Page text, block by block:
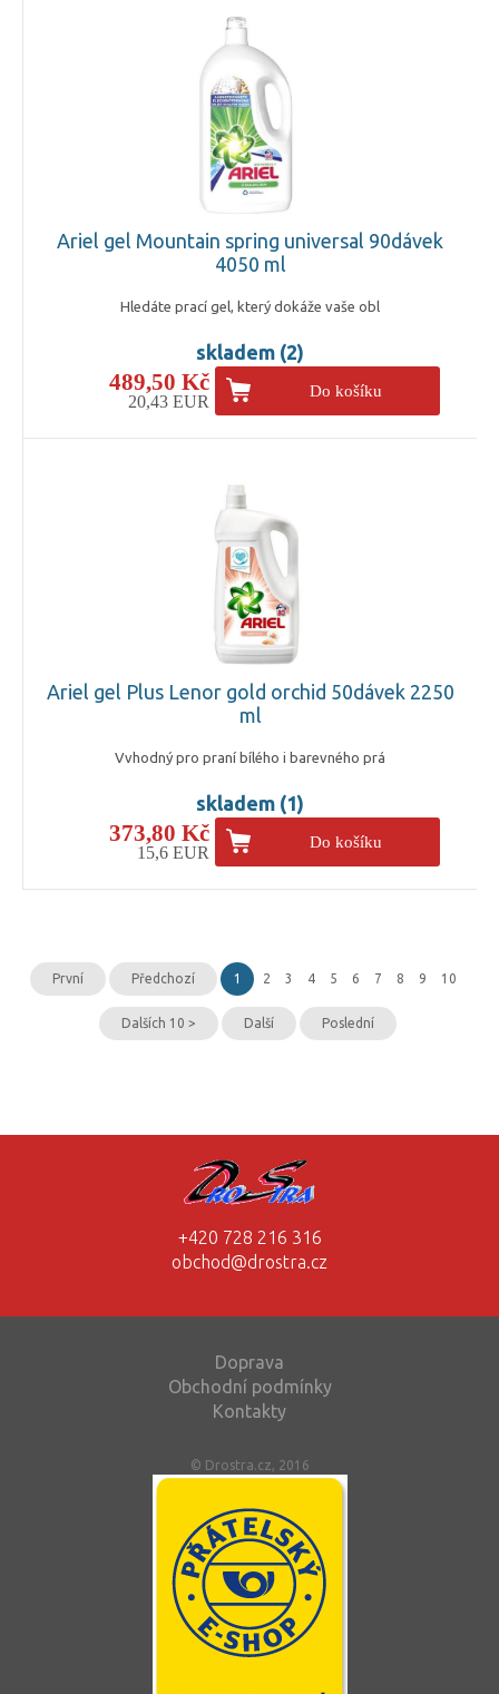
Ariel gel Mountain spring universal 90dávek
4050 ml
Hledáte prací gel, který dokáže vaše obl
skladem (2)
489,50 Kč
20,43 EUR
Do košíku
Ariel gel Plus Lenor gold orchid 50dávek 2250
ml
Vvhodný pro praní bílého i barevného prá
skladem (1)
373,80 Kč
15,6 EUR
Do košíku
První Předchozí 1 2 3 4 5 6 7 8 9 10
Dalších 10 > Další Poslední
+420 728 216 316
obchod@drostra.cz
Doprava
Obchodní podmínky
Kontakty
© Drostra.cz, 2016